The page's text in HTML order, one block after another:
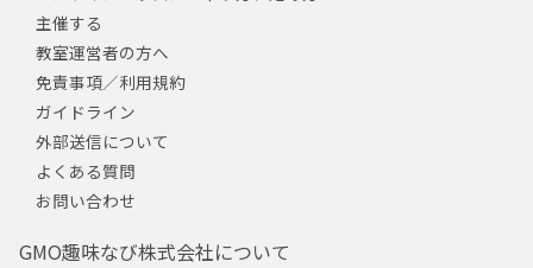
主催する
教室運営者の方へ
免責事項／利用規約
ガイドライン
外部送信について
よくある質問
お問い合わせ
GMO趣味なび株式会社について